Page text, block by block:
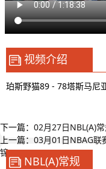
视频介绍
珀斯野猫89 - 78塔斯马尼
下一篇： 02月27日NBL(A)
上一篇： 03月01日NBAG联
锦
NBL(A)常规